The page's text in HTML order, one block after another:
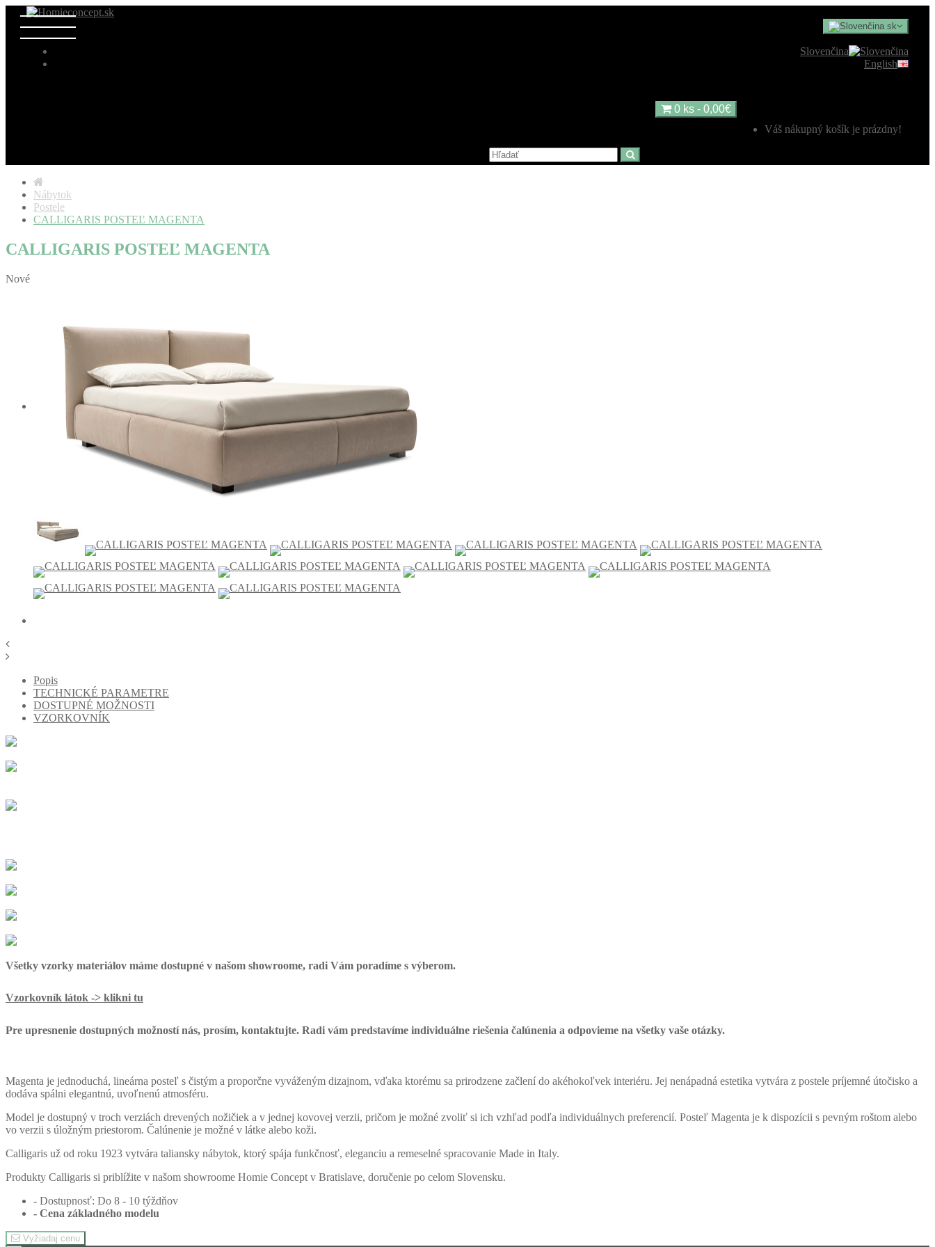
sk
Slovenčina
English
0 ks - 0,00€
Váš nákupný košík je prázdny!
Nábytok
Postele
CALLIGARIS POSTEĽ MAGENTA
CALLIGARIS POSTEĽ MAGENTA
Nové
Popis
TECHNICKÉ PARAMETRE
DOSTUPNÉ MOŽNOSTI
VZORKOVNÍK
Všetky vzorky materiálov máme dostupné v našom showroome, radi Vám poradíme s výberom.
Vzorkovník látok -> klikni tu
Pre upresnenie dostupných možností nás, prosím, kontaktujte. Radi vám predstavíme individuálne riešenia čalúnenia a odpovieme na všetky vaše otázky.
Magenta je jednoduchá, lineárna posteľ s čistým a proporčne vyváženým dizajnom, vďaka ktorému sa prirodzene začlení do akéhokoľvek interiéru. Jej nenápadná estetika vytvára z postele príjemné útočisko a
dodáva spálni elegantnú, uvoľnenú atmosféru.
Model je dostupný v troch verziách drevených nožičiek a v jednej kovovej verzii, pričom je možné zvoliť si ich vzhľad podľa individuálnych preferencií. Posteľ Magenta je k dispozícii s pevným roštom alebo
vo verzii s úložným priestorom. Čalúnenie je možné v látke alebo koži.
Calligaris už od roku 1923 vytvára taliansky nábytok, ktorý spája funkčnosť, eleganciu a remeselné spracovanie Made in Italy.
Produkty Calligaris si priblížite v našom showroome Homie Concept v Bratislave, doručenie po celom Slovensku.
- Dostupnosť: Do 8 - 10 týždňov
- Cena základného modelu
Vyžiadaj cenu